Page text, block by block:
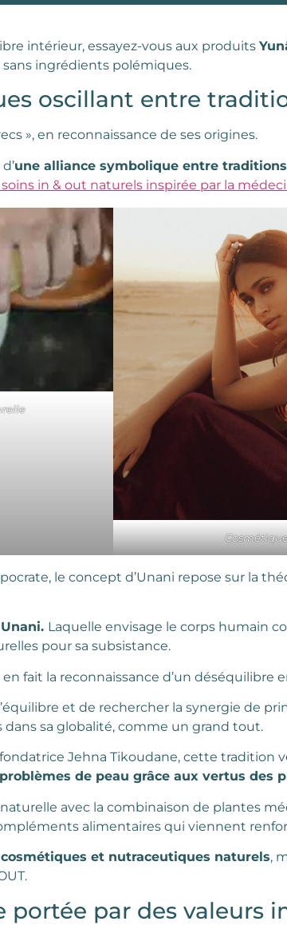
intérieur, essayez-vous aux produits
ingrédients polémiques.
oscillant entre
», en reconnaissance de ses origines.
une alliance symbolique entre
in & out naturels inspirée par la
le concept d’Unani repose sur la
Laquelle envisage le corps humain
pour sa subsistance.
fait la reconnaissance d’un déséquilibre
et de rechercher la synergie de
sa globalité, comme un grand tout.
Jehna Tikoudane, cette tradition
de peau grâce aux vertus des
avec la combinaison de plantes
alimentaires qui viennent
et nutraceutiques naturels,
par des valeurs